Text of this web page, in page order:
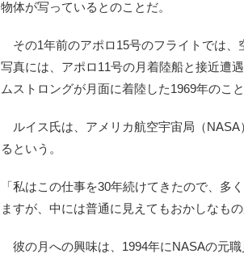
物体が写っているとのことだ。
その1年前のアポロ15号のフライトでは、
写真には、アポロ11号の月着陸船と接近遭
ムストロングが月面に着陸した1969年のこと
ルイス氏は、アメリカ航空宇宙局（
るという。
「私はこの仕事を30年続けてきたので、多
ますが、中には普通に見えてもおかしなも
彼の月への興味は、1994年にNASAの元